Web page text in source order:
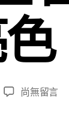
在
尚無留言